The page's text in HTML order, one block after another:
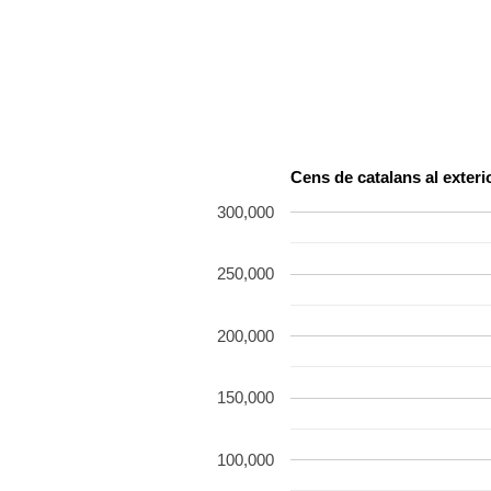
Cens de catalans al
100,000
150,000
200,000
250,000
300,000